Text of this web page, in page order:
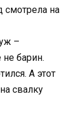
смотрела на
–
барин.
А этот
свалку